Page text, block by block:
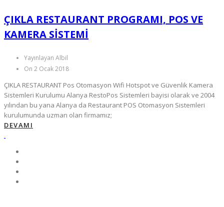
ÇIKLA RESTAURANT PROGRAMI, POS VE
KAMERA SİSTEMİ
Yayınlayan Albil
On 2 Ocak 2018
ÇIKLA RESTAURANT Pos Otomasyon Wifi Hotspot ve Güvenlik Kamera
Sistemleri Kurulumu Alanya RestoPos Sistemleri bayisi olarak ve 2004
yılından bu yana Alanya da Restaurant POS Otomasyon Sistemleri
kurulumunda uzman olan firmamız;
DEVAMI